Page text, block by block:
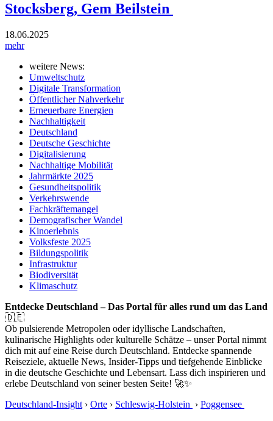
Stocksberg, Gem Beilstein
18.06.2025
mehr
weitere News:
Umweltschutz
Digitale Transformation
Öffentlicher Nahverkehr
Erneuerbare Energien
Nachhaltigkeit
Deutschland
Deutsche Geschichte
Digitalisierung
Nachhaltige Mobilität
Jahrmärkte 2025
Gesundheitspolitik
Verkehrswende
Fachkräftemangel
Demografischer Wandel
Kinoerlebnis
Volksfeste 2025
Bildungspolitik
Infrastruktur
Biodiversität
Klimaschutz
Entdecke Deutschland – Das Portal für alles rund um das Land
🇩🇪
Ob pulsierende Metropolen oder idyllische Landschaften,
kulinarische Highlights oder kulturelle Schätze – unser Portal nimmt
dich mit auf eine Reise durch Deutschland. Entdecke spannende
Reiseziele, aktuelle News, Insider-Tipps und tiefgehende Einblicke
in die deutsche Geschichte und Lebensart. Lass dich inspirieren und
erlebe Deutschland von seiner besten Seite! 🚀✨
Deutschland-Insight › Orte › Schleswig-Holstein › Poggensee